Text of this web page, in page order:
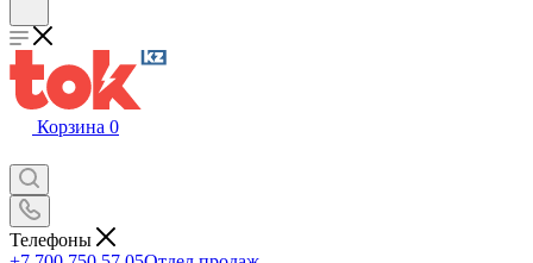
Корзина 0
Телефоны